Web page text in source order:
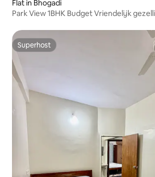
Flat in Bhogadi
Park View 1BHK Budget Vriendelijk
Superhost
Superhost